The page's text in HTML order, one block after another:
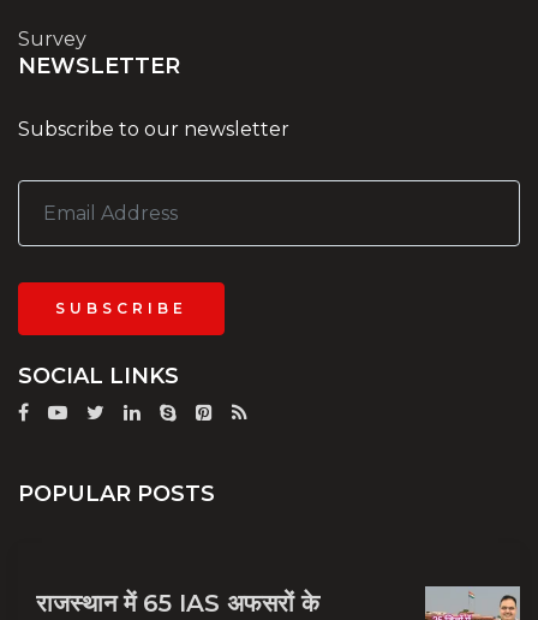
Survey
NEWSLETTER
Subscribe to our newsletter
SUBSCRIBE
SOCIAL LINKS
POPULAR POSTS
राजस्थान में 65 IAS अफसरों के